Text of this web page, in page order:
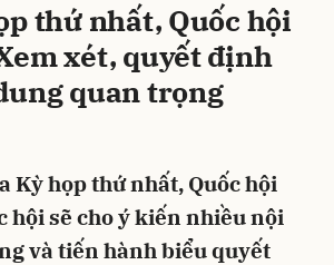
thứ nhất, Quốc hội
xét, quyết định
quan trọng
Kỳ họp thứ nhất, Quốc hội
hội sẽ cho ý kiến nhiều nội
và tiến hành biểu quyết